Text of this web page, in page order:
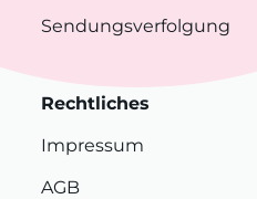
Sendungsverfolgung
Rechtliches
Impressum
AGB